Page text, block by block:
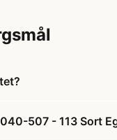
507 - 113 Sort